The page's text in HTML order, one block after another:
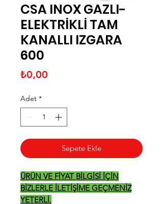
CSA INOX GAZLI-
ELEKTRİKLİ TAM
KANALLI IZGARA
600
₺0,00
Adet *
Sepete Ekle
ÜRÜN VE FİYAT BİLGİSİ İÇİN
BİZLERLE İLETİŞİME GEÇMENİZ
YETERLİ.